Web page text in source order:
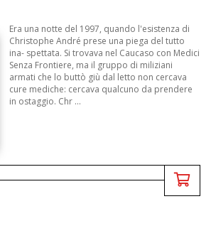
Era una notte del 1997, quando l'esistenza di
Christophe André prese una piega del tutto
ina- spettata. Si trovava nel Caucaso con Medici
Senza Frontiere, ma il gruppo di miliziani
armati che lo buttò giù dal letto non cercava
cure mediche: cercava qualcuno da prendere
in ostaggio. Chr ...